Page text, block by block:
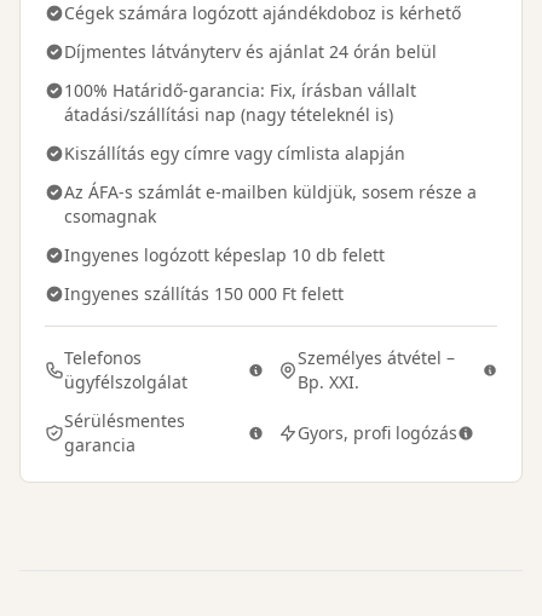
Cégek számára logózott ajándékdoboz is kérhető
Díjmentes látványterv és ajánlat 24 órán belül
100% Határidő-garancia: Fix, írásban vállalt
átadási/szállítási nap (nagy tételeknél is)
Kiszállítás egy címre vagy címlista alapján
Az ÁFA-s számlát e-mailben küldjük, sosem része a
csomagnak
Ingyenes logózott képeslap 10 db felett
Ingyenes szállítás 150 000 Ft felett
Telefonos
ügyfélszolgálat
Személyes átvétel –
Bp. XXI.
Sérülésmentes
garancia
Gyors, profi logózás